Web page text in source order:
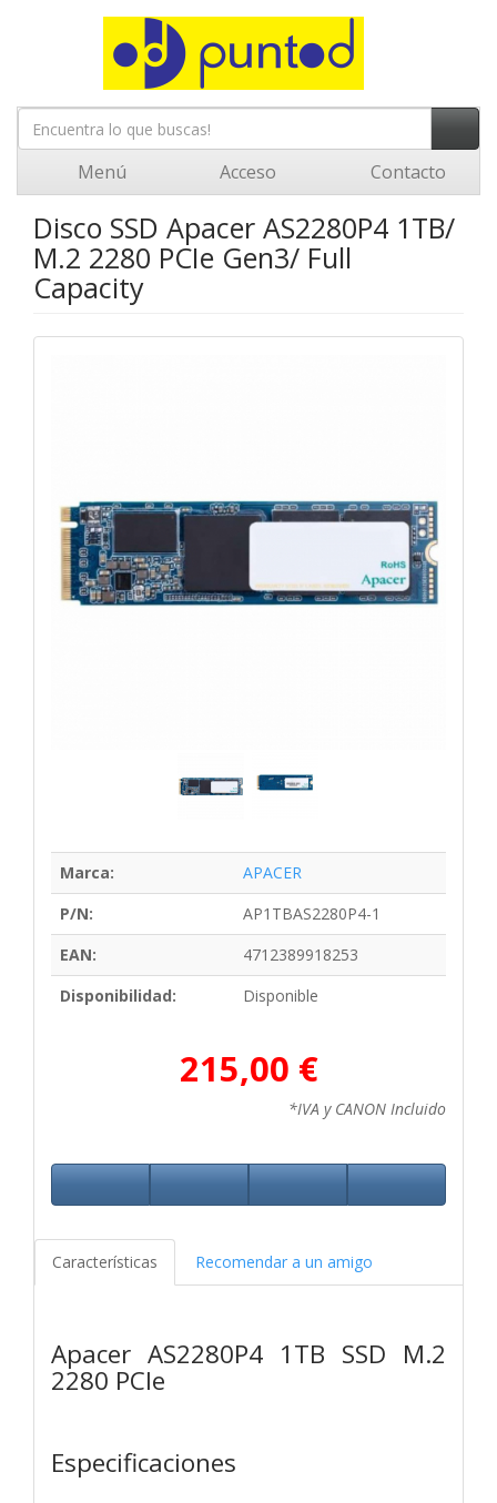
Menú Acceso Contacto
Disco SSD Apacer AS2280P4 1TB/
M.2 2280 PCIe Gen3/ Full
Capacity
Marca:
APACER
P/N:
AP1TBAS2280P4-1
EAN:
4712389918253
Disponibilidad:
Disponible
215,00 €
*IVA y CANON Incluido
Características Recomendar a un amigo
Apacer AS2280P4 1TB SSD M.2
2280 PCIe
Especificaciones